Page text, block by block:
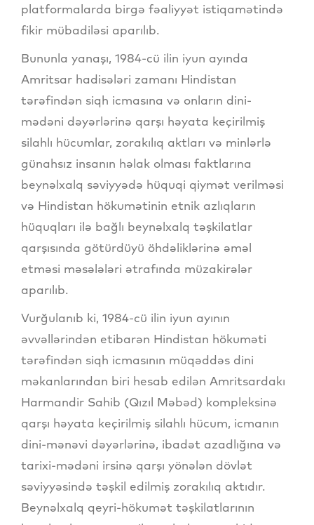
platformalarda birgə fəaliyyət istiqamətində
fikir mübadiləsi aparılıb.
Bununla yanaşı, 1984-cü ilin iyun ayında
Amritsar hadisələri zamanı Hindistan
tərəfindən siqh icmasına və onların dini-
mədəni dəyərlərinə qarşı həyata keçirilmiş
silahlı hücumlar, zorakılıq aktları və minlərlə
günahsız insanın həlak olması faktlarına
beynəlxalq səviyyədə hüquqi qiymət verilməsi
və Hindistan hökumətinin etnik azlıqların
hüquqları ilə bağlı beynəlxalq təşkilatlar
qarşısında götürdüyü öhdəliklərinə əməl
etməsi məsələləri ətrafında müzakirələr
aparılıb.
Vurğulanıb ki, 1984-cü ilin iyun ayının
əvvəllərindən etibarən Hindistan hökuməti
tərəfindən siqh icmasının müqəddəs dini
məkanlarından biri hesab edilən Amritsardakı
Harmandir Sahib (Qızıl Məbəd) kompleksinə
qarşı həyata keçirilmiş silahlı hücum, icmanın
dini-mənəvi dəyərlərinə, ibadət azadlığına və
tarixi-mədəni irsinə qarşı yönələn dövlət
səviyyəsində təşkil edilmiş zorakılıq aktıdır.
Beynəlxalq qeyri-hökumət təşkilatlarının